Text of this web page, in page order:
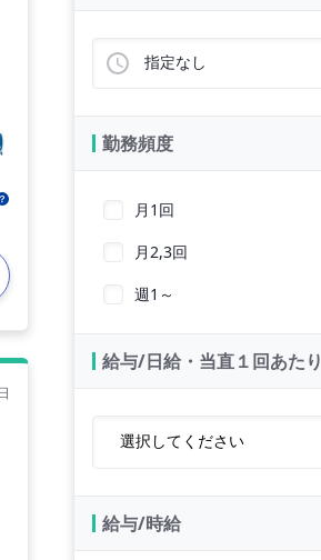
指定なし
勤務頻度
月1回
月2,3回
週1～
給与/日給・当直１回あたり
給与/時給